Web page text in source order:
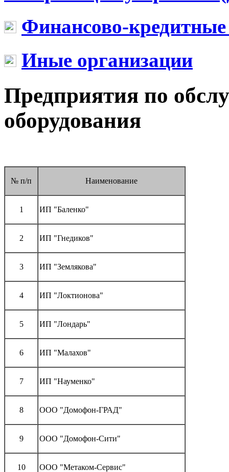
Финансово-
Иные организации
Предприятия по
оборудования
№ п/п Наименование
1 ИП "Баленко"
2 ИП "Гнедиков"
3 ИП "Землякова"
4 ИП "Локтионова"
5 ИП "Лондарь"
6 ИП "Малахов"
7 ИП "Науменко"
8 ООО "Домофон-ГРАД"
9 ООО "Домофон-Сити"
10 ООО "Метаком-Сервис"